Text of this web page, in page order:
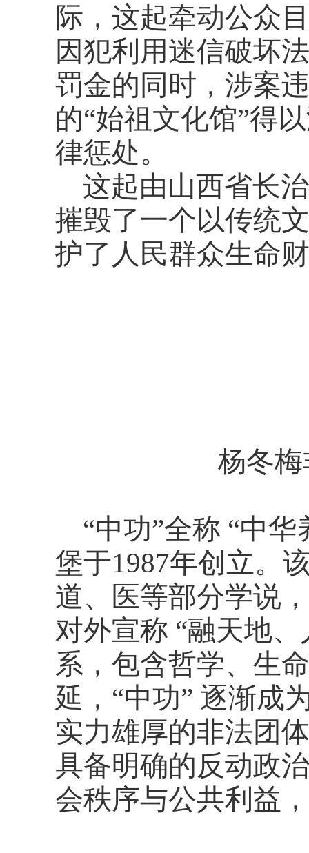
际，这起牵动公众
因犯利用迷信破坏
罚金的同时，涉案
的“始祖文化馆”得
律惩处。
这起由山西省长
摧毁了一个以传统
护了人民群众生命
杨冬
“中功”全称 “中
堡于1987年创立。
道、医等部分学说
对外宣称 “融天地
系，包含哲学、生
延，“中功” 逐渐成
实力雄厚的非法团
具备明确的反动政
会秩序与公共利益